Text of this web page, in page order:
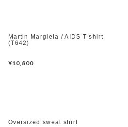
Martin Margiela / AIDS T-shirt
(T642)
¥10,800
Oversized sweat shirt